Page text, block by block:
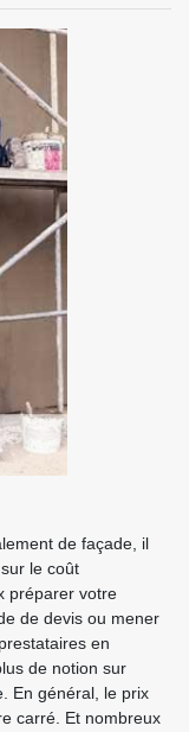
de façade, il
le coût
préparer votre
de devis ou mener
en
de notion sur
En général, le prix
carré. Et nombreux